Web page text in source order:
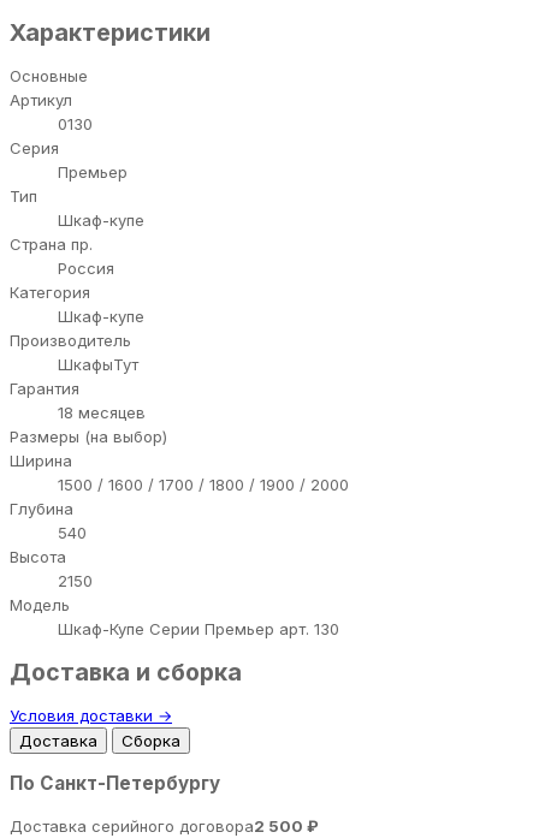
Характеристики
Основные
Артикул
0130
Серия
Премьер
Тип
Шкаф-купе
Страна пр.
Россия
Категория
Шкаф-купе
Производитель
ШкафыТут
Гарантия
18 месяцев
Размеры (на выбор)
Ширина
1500 / 1600 / 1700 / 1800 / 1900 / 2000
Глубина
540
Высота
2150
Модель
Шкаф-Купе Серии Премьер арт. 130
Доставка и сборка
Условия доставки →
Доставка
Сборка
По Санкт-Петербургу
Доставка серийного договора2 500 ₽